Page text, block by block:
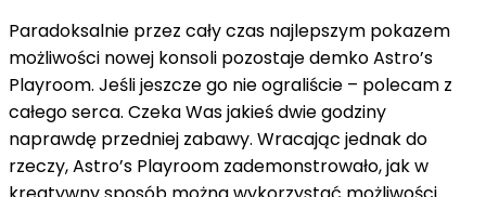
Paradoksalnie przez cały czas najlepszym pokazem
możliwości nowej konsoli pozostaje demko Astro’s
Playroom. Jeśli jeszcze go nie ograliście – polecam z
całego serca. Czeka Was jakieś dwie godziny
naprawdę przedniej zabawy. Wracając jednak do
rzeczy, Astro’s Playroom zademonstrowało, jak w